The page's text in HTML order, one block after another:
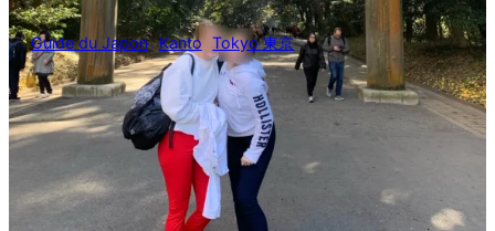
Guide du Japon Kanto Tokyo 東京